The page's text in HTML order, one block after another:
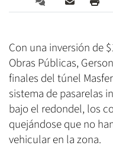
Con una inversión de
Obras Públicas,
finales del túnel
sistema de pasarelas
bajo el redondel, los
quejándose que no
vehicular en la zona.